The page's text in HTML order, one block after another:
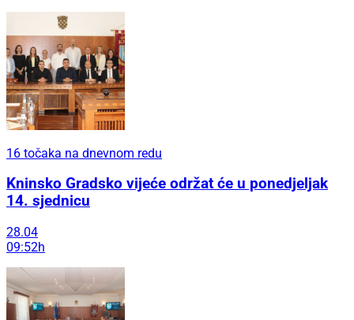
16 točaka na dnevnom redu
Kninsko Gradsko vijeće održat će u ponedjeljak
14. sjednicu
28.04
09:52h